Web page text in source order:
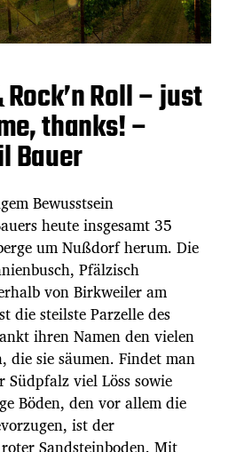
Roll – just
thanks! –
Bauer
Bewusstsein
heute insgesamt 35
um Nußdorf herum. Die
Pfälzisch
von Birkweiler am
die steilste Parzelle des
ihren Namen den vielen
die sie säumen. Findet man
Südpfalz viel Löss sowie
Böden, den vor allem die
ist der